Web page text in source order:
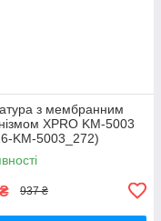
з мембранним
XPRO KM-5003
KM-5003_272)
₴ 937 ₴